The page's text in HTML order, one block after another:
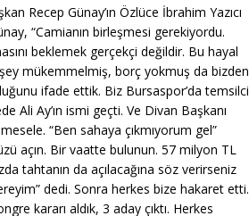
Recep Günay’ın Özlüce İbrahim Yazıcı
“Camianın birleşmesi gerekiyordu.
beklemek gerçekçi değildir. Bu hayal
mükemmelmiş, borç yokmuş da bizden
ifade ettik. Biz Bursaspor’da temsilci
Ali Ay’ın ismi geçti. Ve Divan Başkanı
“Ben sahaya çıkmıyorum gel”
açın. Bir vaatte bulunun. 57 milyon TL
tahtanın da açılacağına söz verirseniz
dedi. Sonra herkes bize hakaret etti.
kararı aldık, 3 aday çıktı. Herkes